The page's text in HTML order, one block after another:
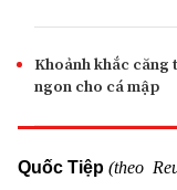
Khoảnh khắc căng
ngon cho cá mập
Quốc Tiệp (theo